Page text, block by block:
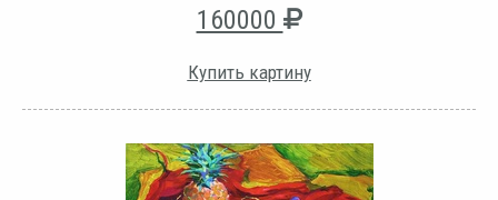
160000
Купить картину